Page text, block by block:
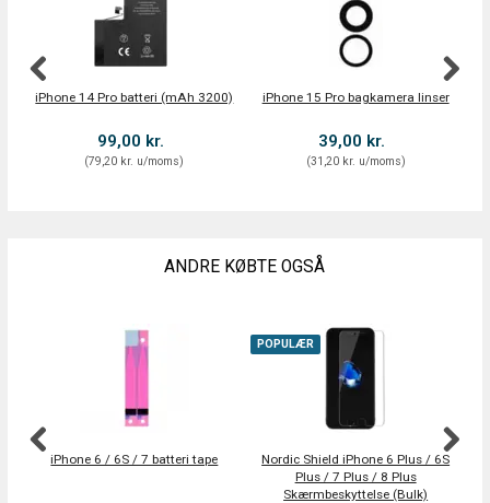
iPhone 14 Pro batteri (mAh 3200)
99,00 kr.
(79,20 kr. u/moms)
iPhone 15 Pro bagkamera linser
39,00 kr.
(31,20 kr. u/moms)
ANDRE KØBTE OGSÅ
iPhone 6 / 6S / 7 batteri tape
POPULÆR
Nordic Shield iPhone 6 Plus / 6S
Plus / 7 Plus / 8 Plus
Skærmbeskyttelse (Bulk)